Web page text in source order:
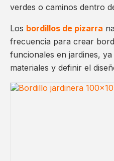
verdes o caminos dentro
Los bordillos de pizarra
frecuencia para crear
funcionales en jardines,
materiales y definir el